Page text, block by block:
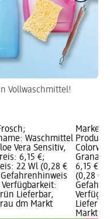
Vollwaschmittel!
Waschmittel
Vera Sensitiv,
6,15 €;
22 Wl (0,28 €
Lieferbar,
dm Markt
Marke:
6,15 €;
(0,28 €
Markt